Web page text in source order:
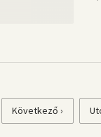
Következő
oldal
Következő ›